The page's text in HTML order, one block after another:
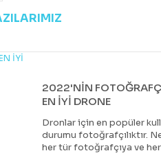
2022'NİN
EN İYİ DRONE
Dronlar için en popüler
durumu fotoğrafçılıktır.
her tür fotoğrafçıya ve